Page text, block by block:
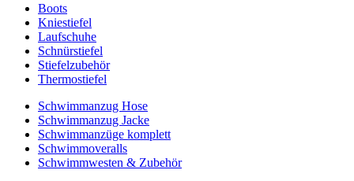
Boots
Kniestiefel
Laufschuhe
Schnürstiefel
Stiefelzubehör
Thermostiefel
Schwimmanzug Hose
Schwimmanzug Jacke
Schwimmanzüge komplett
Schwimmoveralls
Schwimmwesten & Zubehör